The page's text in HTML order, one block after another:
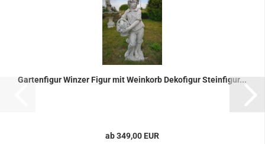
Gar­ten­fi­gur Win­zer Figur mit Wein­korb De­ko­fi­gur Stein­fi­gur...
ab 349,00 EUR